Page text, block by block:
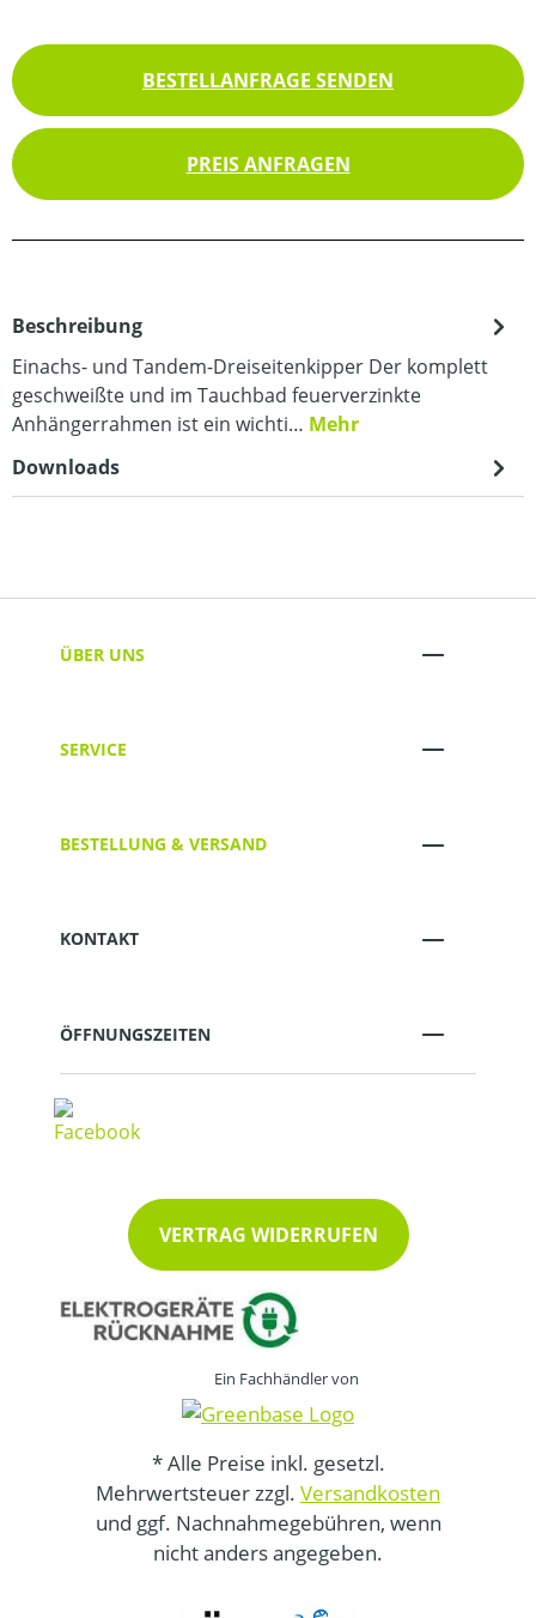
BESTELLANFRAGE SENDEN
PREIS ANFRAGEN
Beschreibung
Einachs- und Tandem-Dreiseitenkipper Der komplett
geschweißte und im Tauchbad feuerverzinkte
Anhängerrahmen ist ein wichti… Mehr
Downloads
ÜBER UNS
SERVICE
BESTELLUNG & VERSAND
KONTAKT
ÖFFNUNGSZEITEN
VERTRAG WIDERRUFEN
Ein Fachhändler von
* Alle Preise inkl. gesetzl.
Mehrwertsteuer zzgl. Versandkosten
und ggf. Nachnahmegebühren, wenn
nicht anders angegeben.